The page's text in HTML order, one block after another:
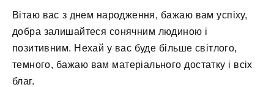
Вітаю вас з днем ​​народження, бажаю вам успіху,
добра залишайтеся сонячним людиною і
позитивним. Нехай у вас буде більше світлого,
темного, бажаю вам матеріального достатку і всіх
благ.